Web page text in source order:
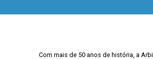
Com mais de 50 anos de história, a